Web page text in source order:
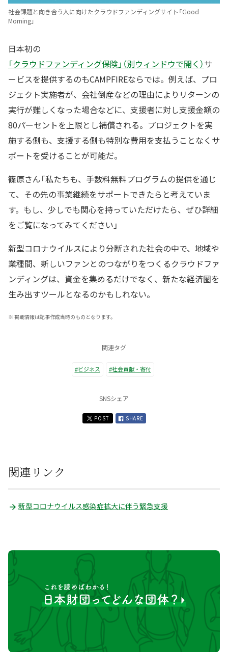
社会課題と向き合う人に向けたクラウドファンディングサイト「Good
Morning」
日本初の
「クラウドファンディング保険」（別ウィンドウで開く）サ
ービスを提供するのもCAMPFIREならでは。例えば、プロ
ジェクト実施者が、会社倒産などの理由によりリターンの
実行が難しくなった場合などに、支援者に対し支援金額の
80パーセントを上限とし補償される。プロジェクトを実
施する側も、支援する側も特別な費用を支払うことなくサ
ポートを受けることが可能だ。
篠原さん「私たちも、手数料無料プログラムの提供を通じ
て、その先の事業継続をサポートできたらと考えていま
す。もし、少しでも関心を持っていただけたら、ぜひ詳細
をご覧になってみてください」
新型コロナウイルスにより分断された社会の中で、地域や
業種間、新しいファンとのつながりをつくるクラウドファ
ンディングは、資金を集めるだけでなく、新たな経済圏を
生み出すツールとなるのかもしれない。
※ 掲載情報は記事作成当時のものとなります。
関連タグ
#ビジネス #社会貢献・寄付
SNSシェア
POST SHARE
関連リンク
新型コロナウイルス感染症拡大に伴う緊急支援